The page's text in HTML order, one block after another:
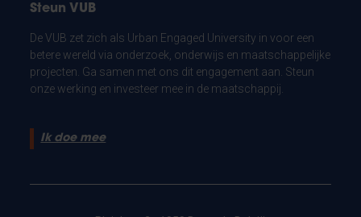
Steun VUB
De VUB zet zich als Urban Engaged University in voor een
betere wereld via onderzoek, onderwijs en maatschappelijke
projecten. Ga samen met ons dit engagement aan. Steun
onze werking en investeer mee in de maatschappij.
Ik doe mee